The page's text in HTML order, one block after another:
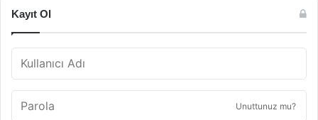
Kayıt Ol
Unuttunuz mu?